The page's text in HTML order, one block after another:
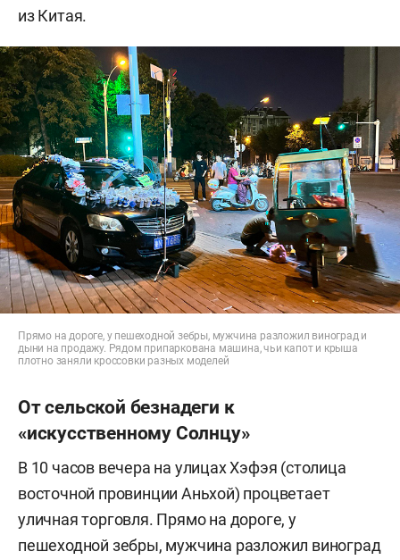
из Китая.
Прямо на дороге, у пешеходной зебры, мужчина разложил виноград и
дыни на продажу. Рядом припаркована машина, чьи капот и крыша
плотно заняли кроссовки разных моделей
От сельской безнадеги к
«искусственному Солнцу»
В 10 часов вечера на улицах Хэфэя (столица
восточной провинции Аньхой) процветает
уличная торговля. Прямо на дороге, у
пешеходной зебры, мужчина разложил виноград